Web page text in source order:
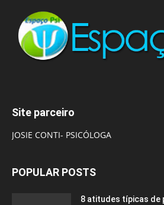
Site parceiro
JOSIE CONTI- PSICÓLOGA
POPULAR POSTS
8 atitudes típicas de